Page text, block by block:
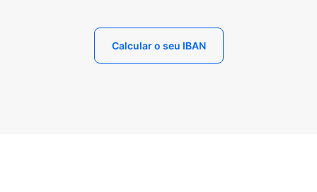
Calcular o seu IBAN